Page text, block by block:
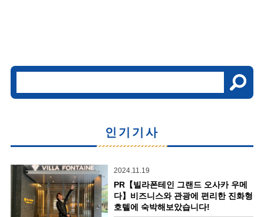
인기기사
2024.11.19
PR【빌라폰테인 그랜드 오사카 우메
다】비즈니스와 관광에 편리한 진화형
호텔에 숙박해보았습니다!